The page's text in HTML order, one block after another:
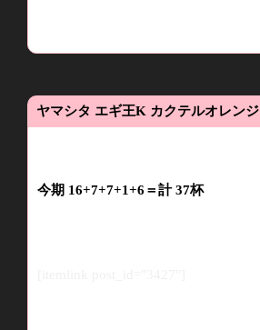
ヤマシタ エギ王K カクテルオレンジ
今期 16+7+7+1+6＝計37杯